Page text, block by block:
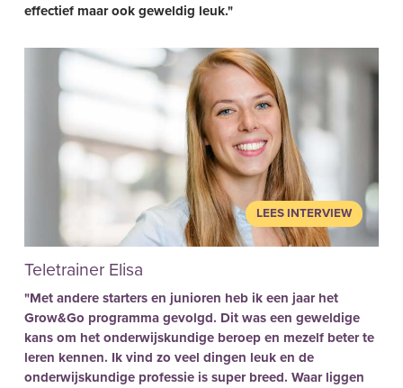
effectief maar ook geweldig leuk."
LEES INTERVIEW
Teletrainer Elisa
"Met andere starters en junioren heb ik een jaar het
Grow&Go programma gevolgd. Dit was een geweldige
kans om het onderwijskundige beroep en mezelf beter te
leren kennen. Ik vind zo veel dingen leuk en de
onderwijskundige professie is super breed. Waar liggen